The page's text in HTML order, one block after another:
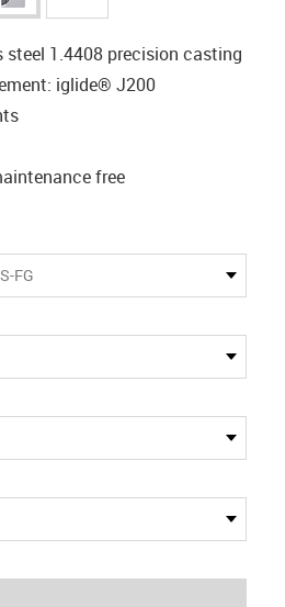
steel 1.4408 precision casting
iglide® J200
free
FG